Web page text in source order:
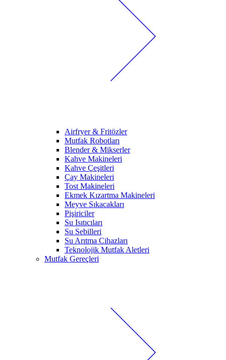
Airfryer & Fritözler
Mutfak Robotları
Blender & Mikserler
Kahve Makineleri
Kahve Çeşitleri
Çay Makineleri
Tost Makineleri
Ekmek Kızartma Makineleri
Meyve Sıkacakları
Pişiriciler
Su Isıtıcıları
Su Sebilleri
Su Arıtma Cihazları
Teknolojik Mutfak Aletleri
Mutfak Gereçleri